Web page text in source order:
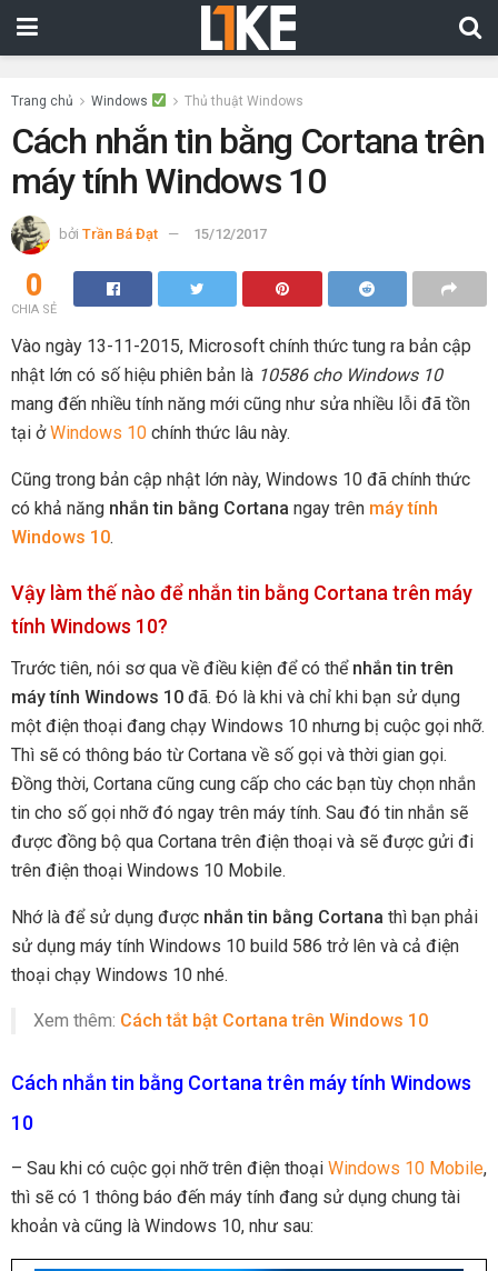
Trang chủ Windows Thủ thuật Windows
Cách nhắn tin bằng Cortana trên
máy tính Windows 10
bởi Trần Bá Đạt 15/12/2017
0
CHIA SẺ
Vào ngày 13-11-2015, Microsoft chính thức tung ra bản cập
nhật lớn có số hiệu phiên bản là 10586 cho Windows 10
mang đến nhiều tính năng mới cũng như sửa nhiều lỗi đã tồn
tại ởWindows 10 chính thức lâu này.
Cũng trong bản cập nhật lớn này, Windows 10 đã chính thức
có khả năng nhắn tin bằng Cortana ngay trên máy tính
Windows 10.
Vậy làm thế nào để nhắn tin bằng Cortana trên máy
tính Windows 10?
Trước tiên, nói sơ qua về điều kiện để có thể nhắn tin trên
máy tính Windows 10 đã. Đó là khi và chỉ khi bạn sử dụng
một điện thoại đang chạy Windows 10 nhưng bị cuộc gọi nhỡ.
Thì sẽ có thông báo từ Cortana về số gọi và thời gian gọi.
Đồng thời, Cortana cũng cung cấp cho các bạn tùy chọn nhắn
tin cho số gọi nhỡ đó ngay trên máy tính. Sau đó tin nhắn sẽ
được đồng bộ qua Cortana trên điện thoại và sẽ được gửi đi
trên điện thoại Windows 10 Mobile.
Nhớ là để sử dụng được nhắn tin bằng Cortana thì bạn phải
sử dụng máy tính Windows 10 build 586 trở lên và cả điện
thoại chạy Windows 10 nhé.
Xem thêm: Cách tắt bật Cortana trên Windows 10
Cách nhắn tin bằng Cortana trên máy tính Windows
10
– Sau khi có cuộc gọi nhỡ trên điện thoại Windows 10 Mobile,
thì sẽ có 1 thông báo đến máy tính đang sử dụng chung tài
khoản và cũng là Windows 10, như sau: